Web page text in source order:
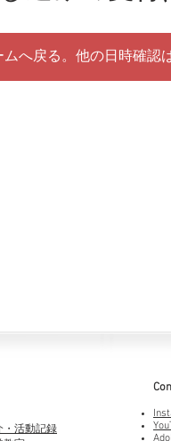
ムへ戻る。他の日時確認
・活動記録